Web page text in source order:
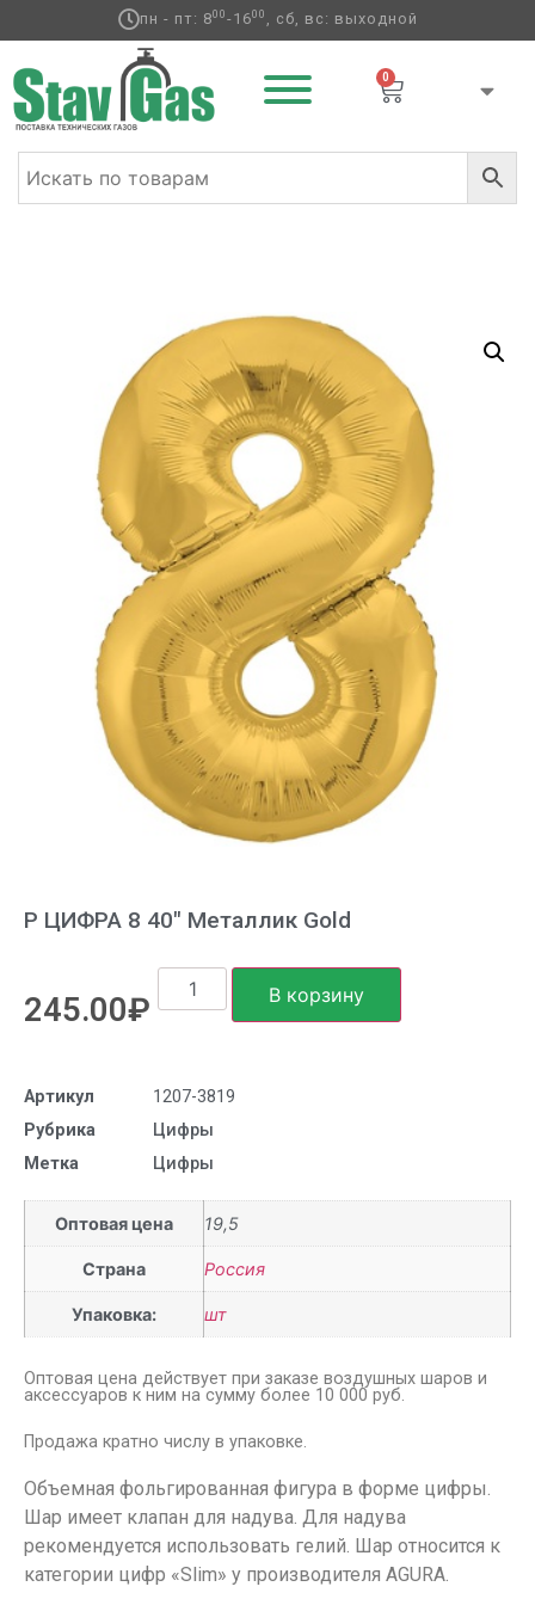
пн - пт: 800-1600 , сб, вс: выходной
0
Р ЦИФРА 8 40″ Металлик Gold
245.00₽ В корзину
Артикул
1207-3819
Рубрика
Цифры
Метка
Цифры
Оптовая цена 19,5
Страна Россия
Упаковка: шт
Оптовая цена действует при заказе воздушных шаров и
аксессуаров к ним на сумму более 10 000 руб.
Продажа кратно числу в упаковке.
Объемная фольгированная фигура в форме цифры.
Шар имеет клапан для надува. Для надува
рекомендуется использовать гелий. Шар относится к
категории цифр «Slim» у производителя AGURA.